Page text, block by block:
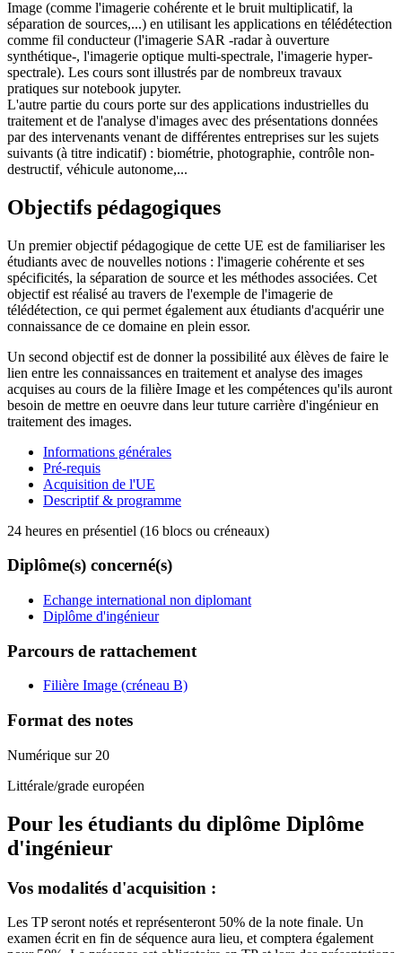
Image (comme l'imagerie cohérente et le bruit multiplicatif, la
séparation de sources,...) en utilisant les applications en télédétection
comme fil conducteur (l'imagerie SAR -radar à ouverture
synthétique-, l'imagerie optique multi-spectrale, l'imagerie hyper-
spectrale). Les cours sont illustrés par de nombreux travaux
pratiques sur notebook jupyter.
L'autre partie du cours porte sur des applications industrielles du
traitement et de l'analyse d'images avec des présentations données
par des intervenants venant de différentes entreprises sur les sujets
suivants (à titre indicatif) : biométrie, photographie, contrôle non-
destructif, véhicule autonome,...
Objectifs pédagogiques
Un premier objectif pédagogique de cette UE est de familiariser les
étudiants avec de nouvelles notions : l'imagerie cohérente et ses
spécificités, la séparation de source et les méthodes associées. Cet
objectif est réalisé au travers de l'exemple de l'imagerie de
télédétection, ce qui permet également aux étudiants d'acquérir une
connaissance de ce domaine en plein essor.
Un second objectif est de donner la possibilité aux élèves de faire le
lien entre les connaissances en traitement et analyse des images
acquises au cours de la filière Image et les compétences qu'ils auront
besoin de mettre en oeuvre dans leur tuture carrière d'ingénieur en
traitement des images.
Informations générales
Pré-requis
Acquisition de l'UE
Descriptif & programme
24 heures en présentiel (16 blocs ou créneaux)
Diplôme(s) concerné(s)
Echange international non diplomant
Diplôme d'ingénieur
Parcours de rattachement
Filière Image (créneau B)
Format des notes
Numérique sur 20
Littérale/grade européen
Pour les étudiants du diplôme Diplôme
d'ingénieur
Vos modalités d'acquisition :
Les TP seront notés et représenteront 50% de la note finale. Un
examen écrit en fin de séquence aura lieu, et comptera également